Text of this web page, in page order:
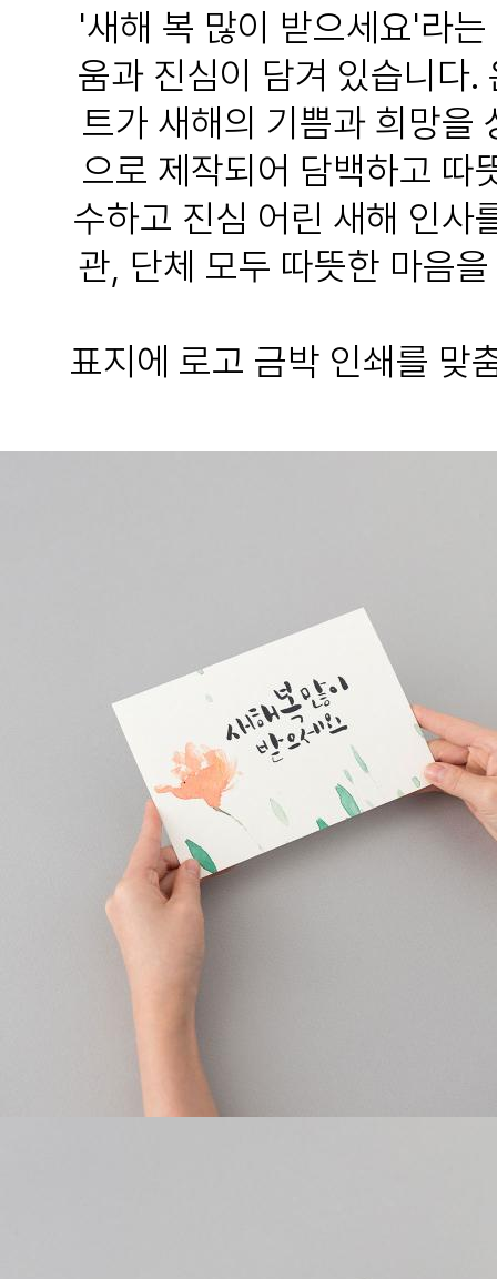
'새해 복 많이 받으세요'라
움과 진심이 담겨 있습니다
트가 새해의 기쁨과 희망을
으로 제작되어 담백하고 따
수하고 진심 어린 새해 인사
관, 단체 모두 따뜻한 마음
표지에 로고 금박 인쇄를 맞